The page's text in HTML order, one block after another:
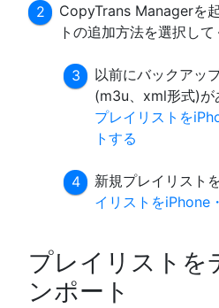
CopyTrans Managerを
トの追加方法を選択して
以前にバックアッ
(m3u、xml形式)が
プレイリストを
トする
新規プレイリスト
イリストをiPhone
プレイリストを
ンポート